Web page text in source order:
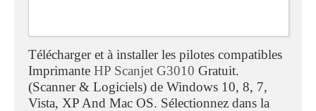
Télécharger et à installer les pilotes compatibles
Imprimante HP Scanjet G3010 Gratuit.
(Scanner & Logiciels) de Windows 10, 8, 7,
Vista, XP And Mac OS. Sélectionnez dans la